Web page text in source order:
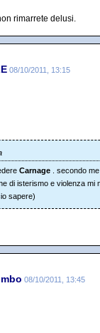
rimarrete delusi.
08/10/2011, 13:15
Carnage
. secondo
di isterismo e violenza mi
sapere)
08/10/2011, 13:45